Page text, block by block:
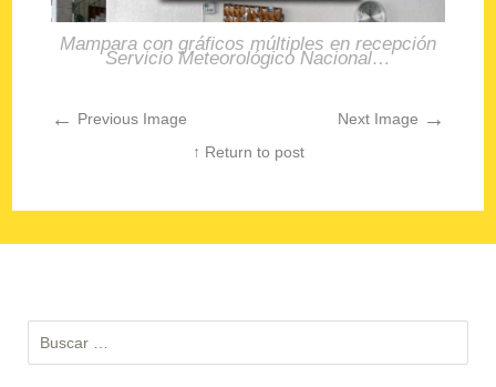
Mampara con gráficos múltiples en recepción
Servicio Meteorológico Nacional…
← Previous Image Next Image →
↑ Return to post
Buscar: